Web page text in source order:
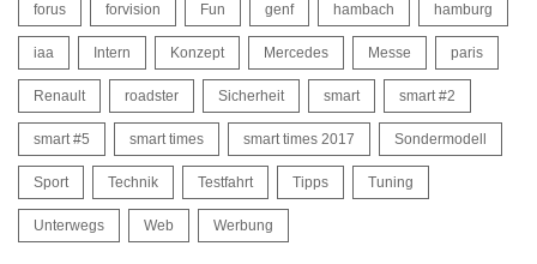
forus forvision Fun genf hambach hamburg
iaa Intern Konzept Mercedes Messe paris
Renault roadster Sicherheit smart smart #2
smart #5 smart times smart times 2017 Sondermodell
Sport Technik Testfahrt Tipps Tuning
Unterwegs Web Werbung